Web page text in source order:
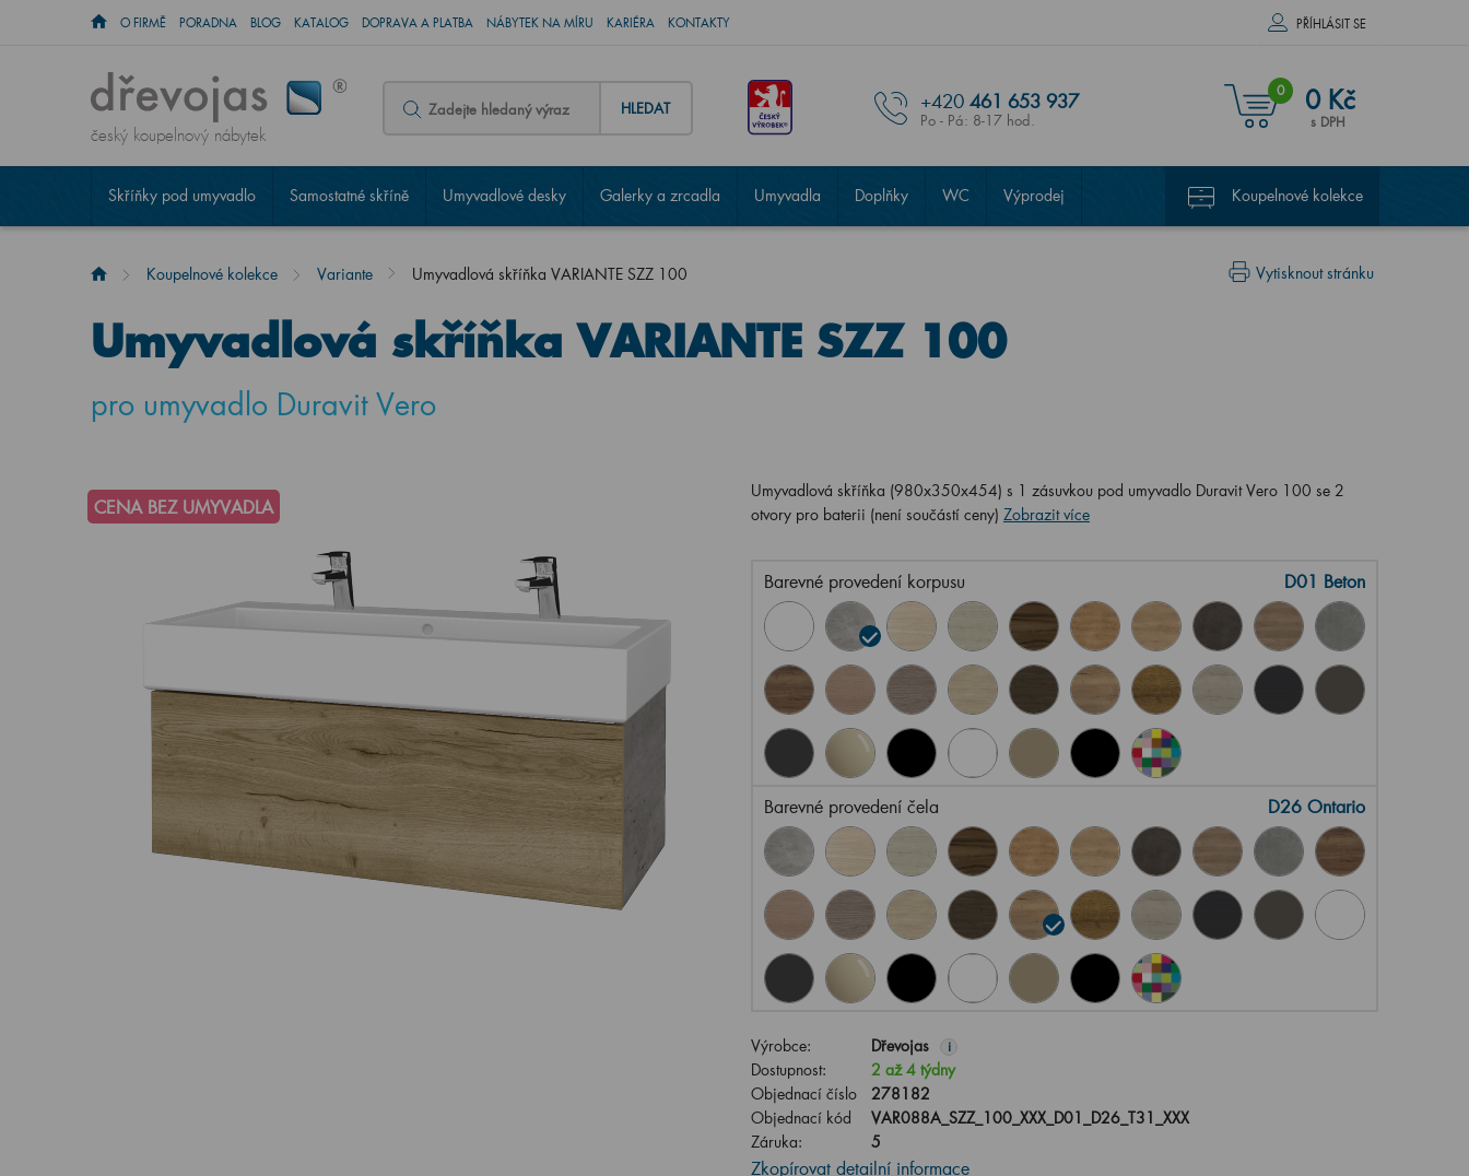
O FIRMĚ PORADNA BLOG KATALOG DOPRAVA A PLATBA NÁBYTEK NA MÍRU KARIÉRA KONTAKTY PŘÍHLÁSIT SE
český koupelnový nábytek
HLEDAT +420 461 653 937
Po - Pá: 8-17 hod.
0 0 Kč
s DPH
Skříňky pod umyvadlo Samostatné skříně Umyvadlové desky Galerky a zrcadla Umyvadla Doplňky WC Výprodej Koupelnové kolekce
Vytisknout stránku
Koupelnové kolekce Variante Umyvadlová skříňka VARIANTE SZZ 100
Umyvadlová skříňka VARIANTE SZZ 100
pro umyvadlo Duravit Vero
CENA BEZ UMYVADLA
Umyvadlová skříňka (980x350x454) s 1 zásuvkou pod umyvadlo Duravit Vero 100 se 2
otvory pro baterii (není součástí ceny) Zobrazit více
Barevné provedení korpusu D01 Beton
Barevné provedení čela D26 Ontario
Výrobce: Dřevojas i
Dostupnost:
2 až 4 týdny
Objednací číslo
278182
Objednací kód
VAR088A_SZZ_100_XXX_D01_D26_T31_XXX
Záruka:
5
Zkopírovat detailní informace